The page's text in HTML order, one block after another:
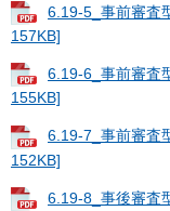
6.19-5_事前審査
157KB]
6.19-6_事前審査
155KB]
6.19-7_事前審査
152KB]
6.19-8_事後審査